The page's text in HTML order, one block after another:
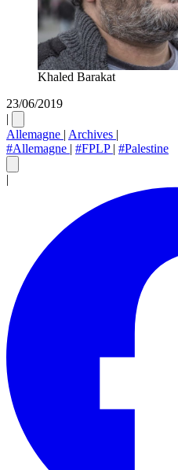
Khaled Barakat
23/06/2019
|
Allemagne | Archives |
#Allemagne | #FPLP | #Palestine
|